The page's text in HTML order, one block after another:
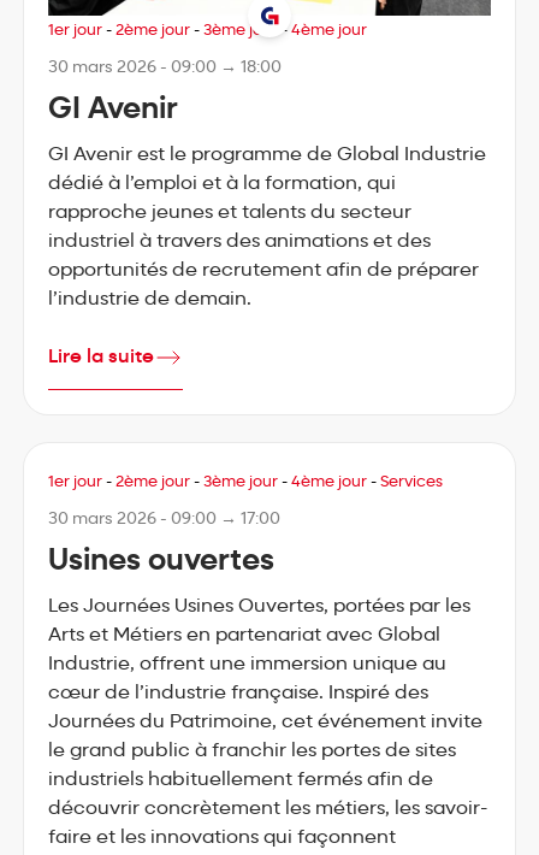
1er jour - 2ème jour - 3ème jour - 4ème jour
30 mars 2026 - 09:00 → 18:00
GI Avenir
GI Avenir est le programme de Global Industrie
dédié à l’emploi et à la formation, qui
rapproche jeunes et talents du secteur
industriel à travers des animations et des
opportunités de recrutement afin de préparer
l’industrie de demain.
Lire la suite
1er jour - 2ème jour - 3ème jour - 4ème jour - Services
30 mars 2026 - 09:00 → 17:00
Usines ouvertes
Les Journées Usines Ouvertes, portées par les
Arts et Métiers en partenariat avec Global
Industrie, offrent une immersion unique au
cœur de l’industrie française. Inspiré des
Journées du Patrimoine, cet événement invite
le grand public à franchir les portes de sites
industriels habituellement fermés afin de
découvrir concrètement les métiers, les savoir-
faire et les innovations qui façonnent